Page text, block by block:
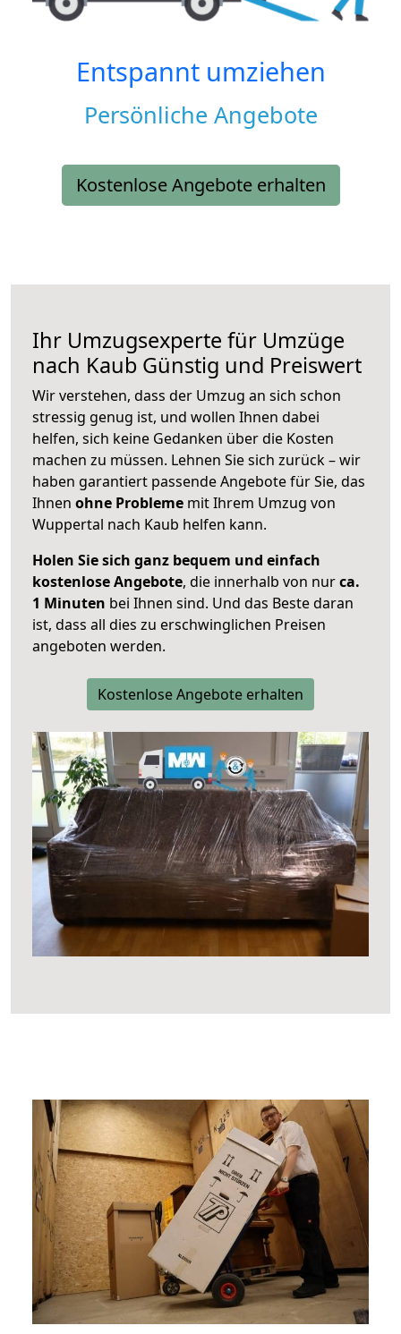
Entspannt umziehen
Persönliche Angebote
Kostenlose Angebote erhalten
Ihr Umzugsexperte für Umzüge
nach Kaub Günstig und Preiswert
Wir verstehen, dass der Umzug an sich schon
stressig genug ist, und wollen Ihnen dabei
helfen, sich keine Gedanken über die Kosten
machen zu müssen. Lehnen Sie sich zurück – wir
haben garantiert passende Angebote für Sie, das
Ihnen ohne Probleme mit Ihrem Umzug von
Wuppertal nach Kaub helfen kann.
Holen Sie sich ganz bequem und einfach
kostenlose Angebote, die innerhalb von nurca.
1 Minuten bei Ihnen sind. Und das Beste daran
ist, dass all dies zu erschwinglichen Preisen
angeboten werden.
Kostenlose Angebote erhalten